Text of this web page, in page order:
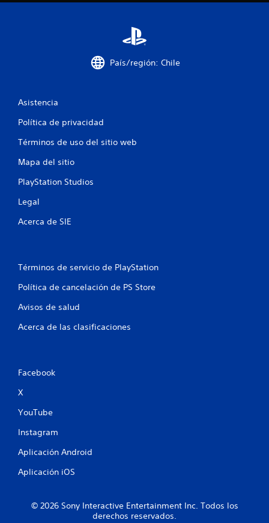
País/región: Chile
Asistencia
Política de privacidad
Términos de uso del sitio web
Mapa del sitio
PlayStation Studios
Legal
Acerca de SIE
Términos de servicio de PlayStation
Política de cancelación de PS Store
Avisos de salud
Acerca de las clasificaciones
Facebook
X
YouTube
Instagram
Aplicación Android
Aplicación iOS
© 2026 Sony Interactive Entertainment Inc. Todos los
derechos reservados.